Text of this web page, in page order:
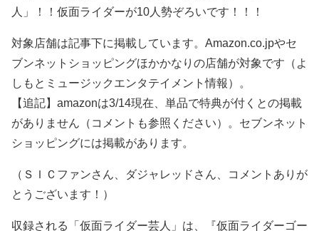
人」！！仮面ライダーが10人勢ぞろいです！！！
対象店舗は記事下に掲載しています。Amazon.co.jpやセ
ブンネットショッピングほかかなりの店舗が対象です（よ
しもとミュージックエンタテイメント情報）。
【追記】amazonは3/14現在、単品で特典が付くとの掲載
がありません（コメントも参照ください）。セブンネット
ショッピングには掲載があります。
（ＳＩＣファンさん、ダジャレッドさん、コメントありが
とうございます！）
収録される「仮面ライダー芸人」は、『仮面ライダーゴー